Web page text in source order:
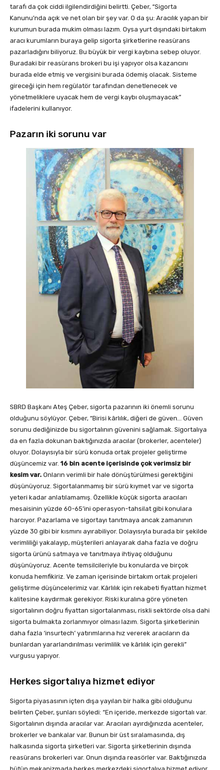
tarafı da çok ciddi ilgilendirdiğini belirtti. Çeber, “Sigorta
Kanunu’nda açık ve net olan bir şey var. O da şu: Aracılık yapan bir
kurumun burada mukim olması lazım. Oysa yurt dışındaki birtakım
aracı kurumların buraya gelip sigorta şirketlerine reasürans
pazarladığını biliyoruz. Bu büyük bir vergi kaybına sebep oluyor.
Buradaki bir reasürans brokeri bu işi yapıyor olsa kazancını
burada elde etmiş ve vergisini burada ödemiş olacak. Sisteme
gireceği için hem regülatör tarafından denetlenecek ve
yönetmeliklere uyacak hem de vergi kaybı oluşmayacak”
ifadelerini kullanıyor.
Pazarın iki sorunu var
SBRD Başkanı Ateş Çeber, sigorta pazarının iki önemli sorunu
olduğunu söylüyor. Çeber, “Birisi kârlılık, diğeri de güven… Güven
sorunu dediğinizde bu sigortalının güvenini sağlamak. Sigortalıya
da en fazla dokunan baktığınızda aracılar (brokerler, acenteler)
oluyor. Dolayısıyla bir sürü konuda ortak projeler geliştirme
düşüncemiz var. 16 bin acente içerisinde çok verimsiz bir
kesim var. Onların verimli bir hale dönüştürülmesi gerektiğini
düşünüyoruz. Sigortalanmamış bir sürü kıymet var ve sigorta
yeteri kadar anlatılamamış. Özellikle küçük sigorta aracıları
mesaisinin yüzde 60-65’ini operasyon-tahsilat gibi konulara
harcıyor. Pazarlama ve sigortayı tanıtmaya ancak zamanının
yüzde 30 gibi bir kısmını ayırabiliyor. Dolayısıyla burada bir şekilde
verimliliği yakalayıp, müşterileri anlayarak daha fazla ve doğru
sigorta ürünü satmaya ve tanıtmaya ihtiyaç olduğunu
düşünüyoruz. Acente temsilcileriyle bu konularda ve birçok
konuda hemfikiriz. Ve zaman içerisinde birtakım ortak projeleri
geliştirme düşüncelerimiz var. Kârlılık için rekabeti fiyattan hizmet
kalitesine kaydırmak gerekiyor. Riski kuralına göre yöneten
sigortalının doğru fiyattan sigortalanması, riskli sektörde olsa dahi
sigorta bulmakta zorlanmıyor olması lazım. Sigorta şirketlerinin
daha fazla ‘insurtech’ yatırımlarına hız vererek aracıların da
bunlardan yararlandırılması verimlilik ve kârlılık için gerekli”
vurgusu yapıyor.
Herkes sigortalıya hizmet ediyor
Sigorta piyasasının içten dışa yayılan bir halka gibi olduğunu
belirten Çeber, şunları söyledi: “En içeride, merkezde sigortalı var.
Sigortalının dışında aracılar var. Aracıları ayırdığınızda acenteler,
brokerler ve bankalar var. Bunun bir üst sıralamasında, dış
halkasında sigorta şirketleri var. Sigorta şirketlerinin dışında
reasürans brokerleri var. Onun dışında reasörler var. Baktığınızda